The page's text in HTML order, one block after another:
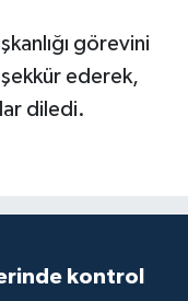
görevini
ederek,
diledi.
kontrol